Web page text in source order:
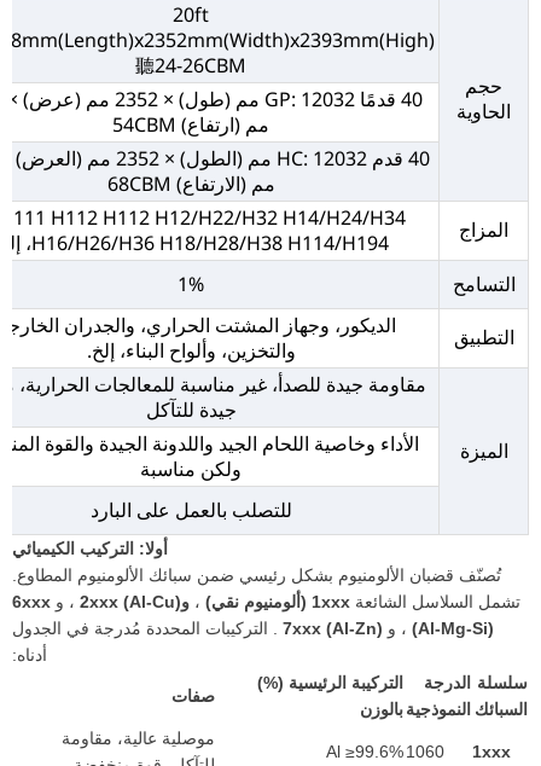
حجم
الحاوية
20ft
聽24-26CBM
مم (ارتفاع) 54CBM
مم (الارتفاع) 68CBM
المزاج
H112 H112 H12/H22/H32 H14/H24/H34
H16/H26/H36 H18/H28/H38 H114/H194، إلخ.
التسامح
1%
التطبيق
الديكور، وجهاز المشتت الحراري، والجدران
والتخزين، وألواح البناء، إلخ.
الميزة
مقاومة جيدة للصدأ، غير مناسبة للمعالجات الحرارية،
جيدة للتآكل
الأداء وخاصية اللحام الجيد واللدونة الجيدة والقوة
ولكن مناسبة
للتصلب بالعمل على البارد
أولا: التركيب الكيميائي
تُصنّف قضبان الألومنيوم بشكل رئيسي ضمن سبائك الألومنيوم المطاوع.
تشمل السلاسل الشائعة 1xxx (ألومنيوم نقي) ، و2xxx (Al-Cu) ، و 6xxx
(Al-Mg-Si) ، و 7xxx (Al-Zn)
. التركيبات المحددة مُدرجة في الجدول
أدناه:
سلسلة
السبائك
الدرجة
النموذجية
التركيبة الرئيسية (%)
بالوزن
صفات
1xxx
1060
Al ≥99.6%
موصلية عالية، مقاومة